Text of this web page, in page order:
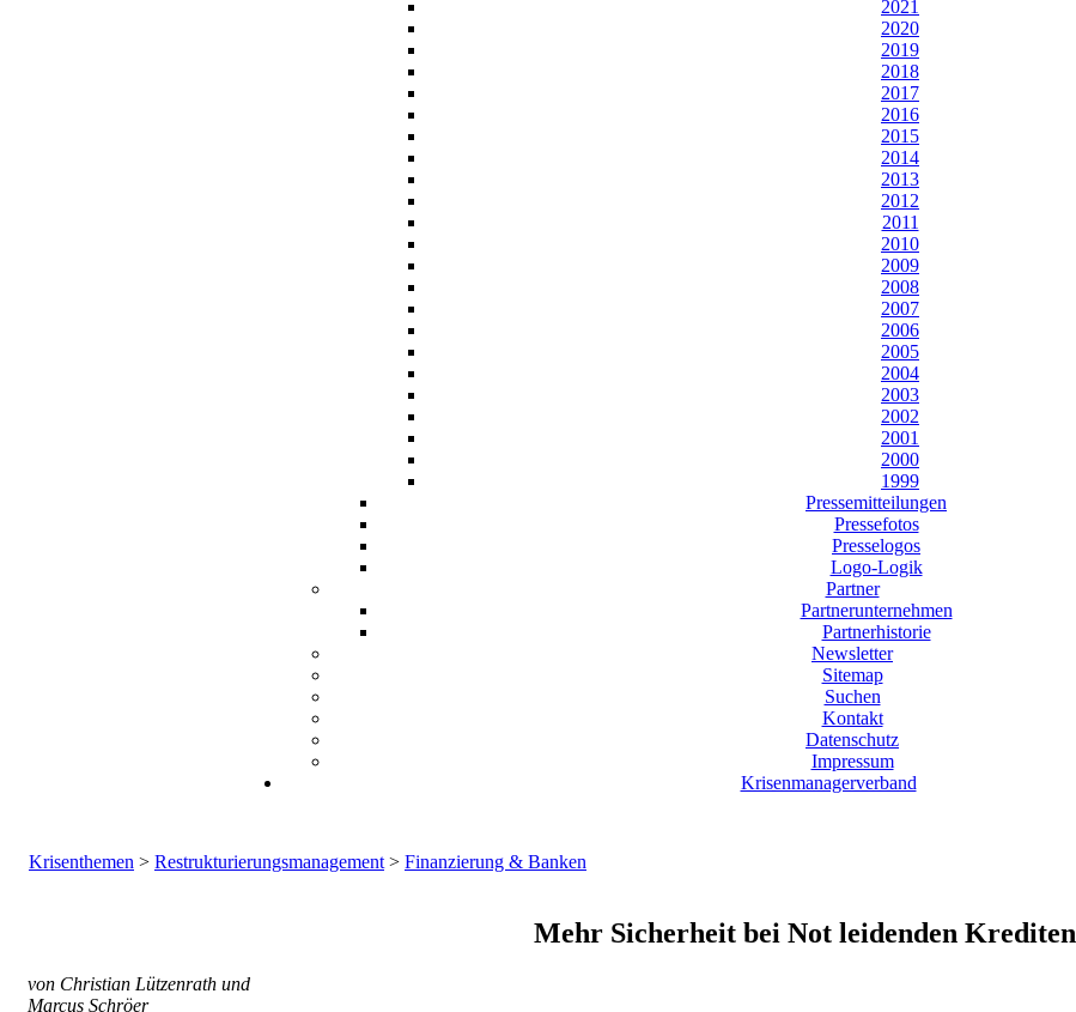
2021
2020
2019
2018
2017
2016
2015
2014
2013
2012
2011
2010
2009
2008
2007
2006
2005
2004
2003
2002
2001
2000
1999
Pressemitteilungen
Pressefotos
Presselogos
Logo-Logik
Partner
Partnerunternehmen
Partnerhistorie
Newsletter
Sitemap
Suchen
Kontakt
Datenschutz
Impressum
Krisenmanagerverband
Krisenthemen > Restrukturierungsmanagement > Finanzierung & Banken
Mehr Sicherheit bei Not leidenden Krediten
von Christian Lützenrath und
Marcus Schröer